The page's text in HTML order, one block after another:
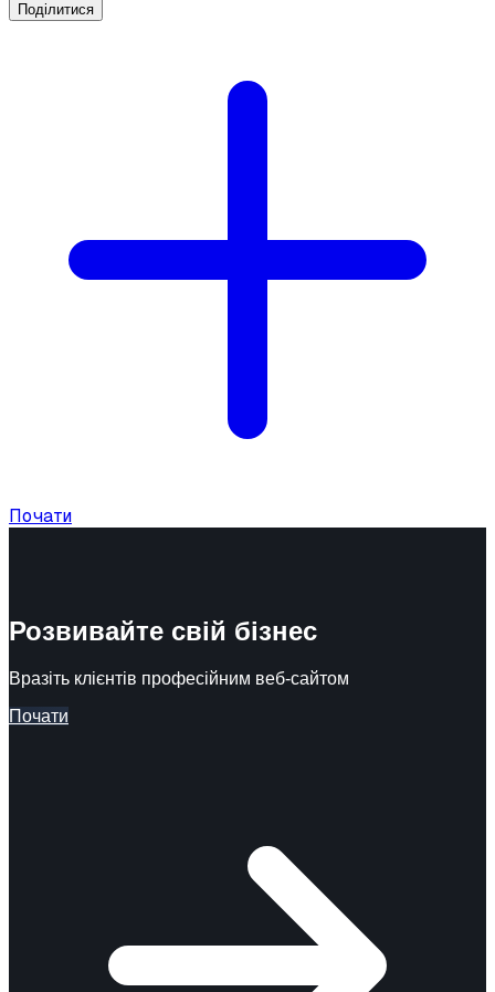
Поділитися
Почати
Розвивайте свій бізнес
Вразіть клієнтів професійним веб-сайтом
Почати